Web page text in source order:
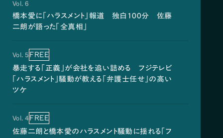
Vol. 6
橋本愛に「ハラスメント」報道 独白100分 佐藤
二朗が語った「全真相」
Vol. 5 FREE
暴走する「正義」が会社を追い詰める フジテレビ
「ハラスメント」騒動が教える「弁護士任せ」の高い
ツケ
Vol. 4 FREE
佐藤二朗と橋本愛のハラスメント騒動に揺れる「フ